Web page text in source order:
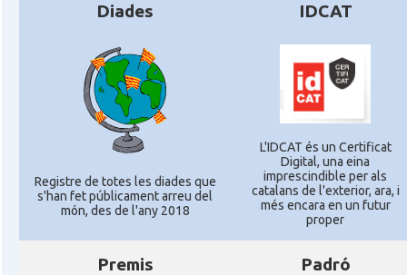
Diades
Registre de totes les diades que
s'han fet públicament arreu del
món, des de l'any 2018
IDCAT
L'IDCAT és un Certificat
Digital, una eina
imprescindible per als
catalans de l'exterior, ara, i
més encara en un futur
proper
Premis Padró